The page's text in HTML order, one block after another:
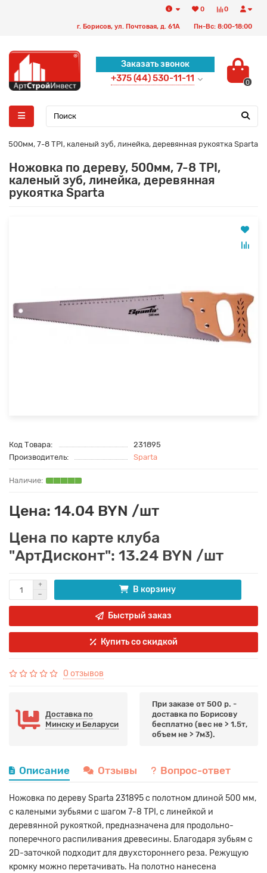
0
0
г. Борисов, ул. Почтовая, д. 61А Пн-Вс: 8:00-18:00
Заказать звонок
+375 (44) 530-11-11 0
500мм, 7-8 TPI, каленый зуб, линейка, деревянная рукоятка Sparta
Ножовка по дереву, 500мм, 7-8 TPI,
каленый зуб, линейка, деревянная
рукоятка Sparta
Код Товара:
231895
Производитель:
Sparta
Цена: 14.04 BYN /шт
Цена по карте клуба
"АртДисконт": 13.24 BYN /шт
В корзину
Быстрый заказ
Купить со скидкой
0 отзывов
Доставка по
Минску и Беларуси
При заказе от 500 р. -
доставка по Борисову
бесплатно (вес не > 1.5т,
объем не > 7м3).
Описание Отзывы Вопрос-ответ
Ножовка по дереву Sparta 231895 с полотном длиной 500 мм,
с калеными зубьями с шагом 7-8 TPI, с линейкой и
деревянной рукояткой, предназначена для продольно-
поперечного распиливания древесины. Благодаря зубьям с
2D-заточкой подходит для двухстороннего реза. Режущую
кромку можно перетачивать. На полотно нанесена